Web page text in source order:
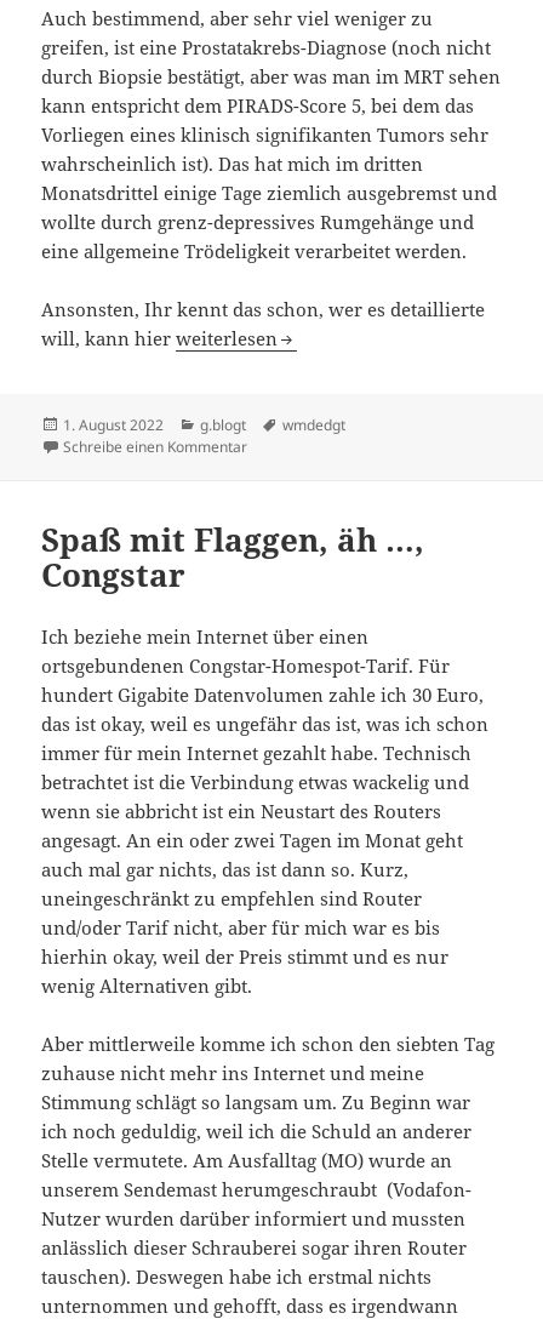
Auch bestimmend, aber sehr viel weniger zu
greifen, ist eine Prostatakrebs-Diagnose (noch nicht
durch Biopsie bestätigt, aber was man im MRT sehen
kann entspricht dem PIRADS-Score 5, bei dem das
Vorliegen eines klinisch signifikanten Tumors sehr
wahrscheinlich ist). Das hat mich im dritten
Monatsdrittel einige Tage ziemlich ausgebremst und
wollte durch grenz-depressives Rumgehänge und
eine allgemeine Trödeligkeit verarbeitet werden.
Ansonsten, Ihr kennt das schon, wer es detaillierte
will, kann hierWMDEDGT – Juli 2022
weiterlesen
Veröffentlicht
am
1. August 2022 Kategorien
g.blogt Schlagwörter
wmdedgt
Schreibe einen Kommentarzu WMDEDGT – Juli 2022
Spaß mit Flaggen, äh …,
Congstar
Ich beziehe mein Internet über einen
ortsgebundenen Congstar-Homespot-Tarif. Für
hundert Gigabite Datenvolumen zahle ich 30 Euro,
das ist okay, weil es ungefähr das ist, was ich schon
immer für mein Internet gezahlt habe. Technisch
betrachtet ist die Verbindung etwas wackelig und
wenn sie abbricht ist ein Neustart des Routers
angesagt. An ein oder zwei Tagen im Monat geht
auch mal gar nichts, das ist dann so. Kurz,
uneingeschränkt zu empfehlen sind Router
und/oder Tarif nicht, aber für mich war es bis
hierhin okay, weil der Preis stimmt und es nur
wenig Alternativen gibt.
Aber mittlerweile komme ich schon den siebten Tag
zuhause nicht mehr ins Internet und meine
Stimmung schlägt so langsam um. Zu Beginn war
ich noch geduldig, weil ich die Schuld an anderer
Stelle vermutete. Am Ausfalltag (MO) wurde an
unserem Sendemast herumgeschraubt (Vodafon-
Nutzer wurden darüber informiert und mussten
anlässlich dieser Schrauberei sogar ihren Router
tauschen). Deswegen habe ich erstmal nichts
unternommen und gehofft, dass es irgendwann